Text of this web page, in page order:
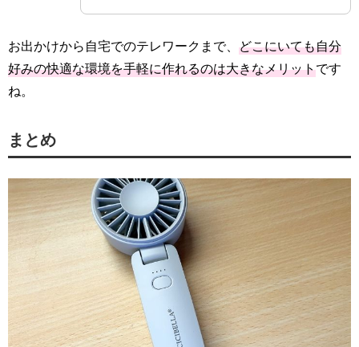
お出かけから自宅でのテレワークまで、 どこにいても自分
好みの快適な環境を手軽に作れるのは大きなメリットです
ね。
まとめ